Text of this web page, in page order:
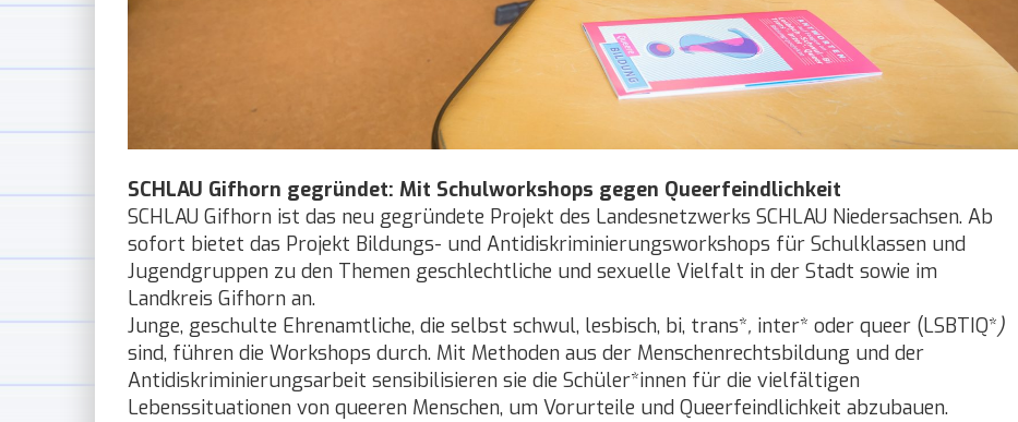
SCHLAU Gifhorn gegründet: Mit Schulworkshops gegen Queerfeindlichkeit
SCHLAU Gifhorn ist das neu gegründete Projekt des Landesnetzwerks SCHLAU Niedersachsen. Ab
sofort bietet das Projekt Bildungs- und Antidiskriminierungsworkshops für Schulklassen und
Jugendgruppen zu den Themen geschlechtliche und sexuelle Vielfalt in der Stadt sowie im
Landkreis Gifhorn an.
Junge, geschulte Ehrenamtliche, die selbst schwul, lesbisch, bi, trans*, inter* oder queer (LSBTIQ*)
sind, führen die Workshops durch. Mit Methoden aus der Menschenrechtsbildung und der
Antidiskriminierungsarbeit sensibilisieren sie die Schüler*innen für die vielfältigen
Lebenssituationen von queeren Menschen, um Vorurteile und Queerfeindlichkeit abzubauen.